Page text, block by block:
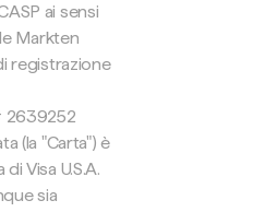
ai sensi
Markten
registrazione
2639252
(la "Carta") è
Visa U.S.A.
sia